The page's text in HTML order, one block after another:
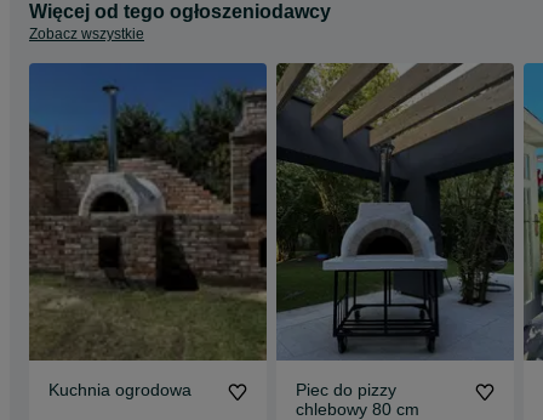
Więcej od tego ogłoszeniodawcy
Zobacz wszystkie
Kuchnia ogrodowa
Piec do pizzy
chlebowy 80 cm